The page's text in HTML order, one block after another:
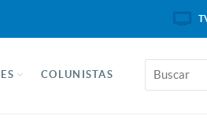
COLUNISTAS